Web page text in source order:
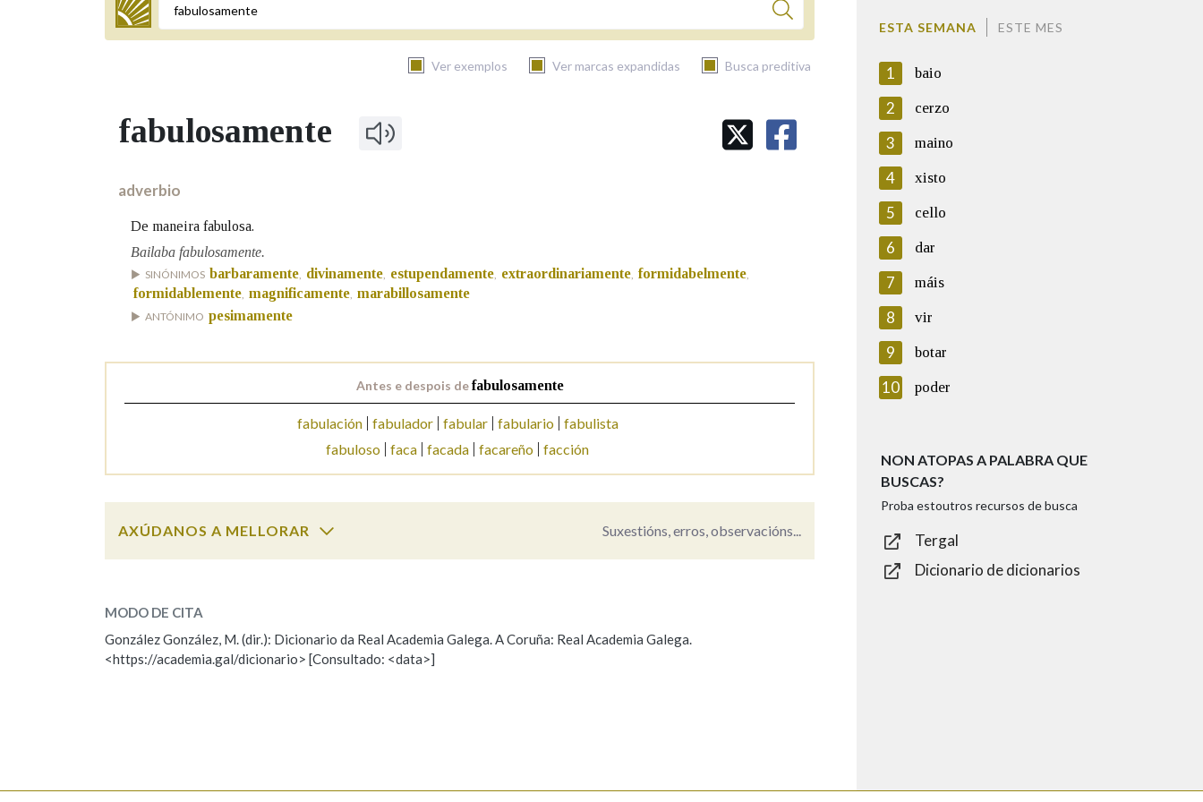
Termo a buscar
Ver exemplos Ver marcas expandidas Busca preditiva
BUSCAR NOS LEMAS
Remata por
Contén
LIMPAR BUSCA
fabulosamente
adverbio
De maneira fabulosa.
Bailaba fabulosamente.
SINÓNIMOS barbaramente, divinamente, estupendamente, extraordinariamente, formidabelmente,
formidablemente, magnificamente, marabillosamente
ANTÓNIMO pesimamente
Antes e despois defabulosamente
fabulación fabulador fabular fabulario
fabulista
fabuloso faca facada facareño facción
AXÚDANOS A MELLORAR Suxestións, erros, observacións...
ESCOLLE UNHA OPCIÓN:
Observación Hai un erro na palabra Propoño mellorar a definición
MODO DE CITA
González González, M. (dir.): Dicionario da Real Academia Galega. A Coruña: Real Academia Galega.
<https://academia.gal/dicionario> [Consultado: <data>]
ESTA SEMANA ESTE MES
1 baio
2 cerzo
3 maino
4 xisto
5 cello
6 dar
7 máis
8 vir
9 botar
10 poder
NON ATOPAS A PALABRA QUE
BUSCAS?
Proba estoutros recursos de busca
Tergal
Dicionario de dicionarios